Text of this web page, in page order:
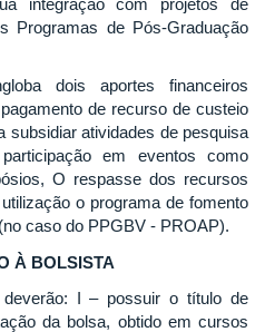
Programas de Pós-Graduação
dois aportes financeiros
de recurso de custeio
subsidiar atividades de pesquisa
em eventos como
O respasse dos recursos
o programa de fomento
caso do PPGBV - PROAP).
À BOLSISTA
deverão: I – possuir o título de
da bolsa, obtido em cursos